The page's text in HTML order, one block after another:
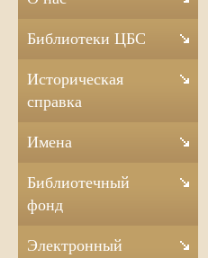
Библиотеки ЦБС
Историческая
справка
Имена
Библиотечный
фонд
Электронный